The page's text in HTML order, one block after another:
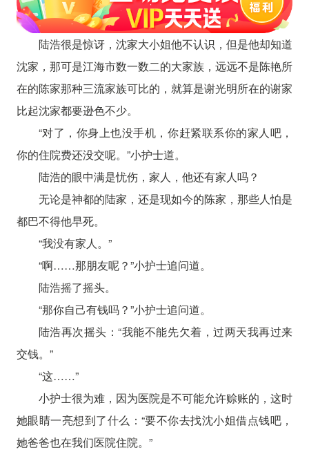
陆浩很是惊讶，沈家大小姐他不认识，但是他却知道
沈家，那可是江海市数一数二的大家族，远远不是陈艳所
在的陈家那种三流家族可比的，就算是谢光明所在的谢家
比起沈家都要逊色不少。
“对了，你身上也没手机，你赶紧联系你的家人吧，
你的住院费还没交呢。”小护士道。
陆浩的眼中满是忧伤，家人，他还有家人吗？
无论是神都的陆家，还是现如今的陈家，那些人怕是
都巴不得他早死。
“我没有家人。”
“啊……那朋友呢？”小护士追问道。
陆浩摇了摇头。
“那你自己有钱吗？”小护士追问道。
陆浩再次摇头：“我能不能先欠着，过两天我再过来
交钱。”
“这……”
小护士很为难，因为医院是不可能允许赊账的，这时
她眼睛一亮想到了什么：“要不你去找沈小姐借点钱吧，
她爸爸也在我们医院住院。”